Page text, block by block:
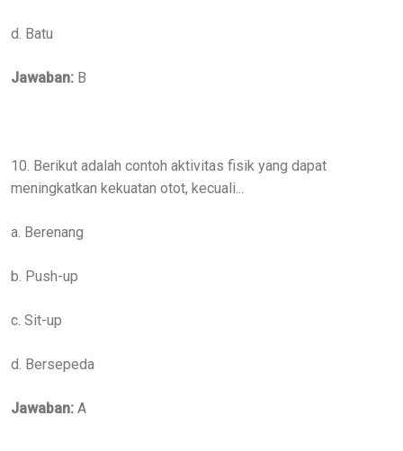
d. Batu
Jawaban: B
10. Berikut adalah contoh aktivitas fisik yang dapat
meningkatkan kekuatan otot, kecuali...
a. Berenang
b. Push-up
c. Sit-up
d. Bersepeda
Jawaban: A